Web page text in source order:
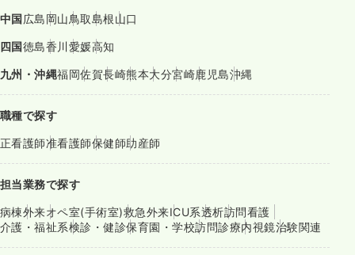
中国広島岡山鳥取島根山口
四国徳島香川愛媛高知
九州・沖縄福岡佐賀長崎熊本大分宮崎鹿児島沖縄
職種で探す
正看護師准看護師保健師助産師
担当業務で探す
病棟外来オペ室(手術室)救急外来ICU系透析訪問看護
介護・福祉系検診・健診保育園・学校訪問診療内視鏡治験関連